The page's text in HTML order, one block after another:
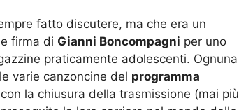
fatto discutere, ma che era un
firma di Gianni Boncompagni per uno
praticamente adolescenti. Ognuna
varie canzoncine del programma
la chiusura della trasmissione (mai più